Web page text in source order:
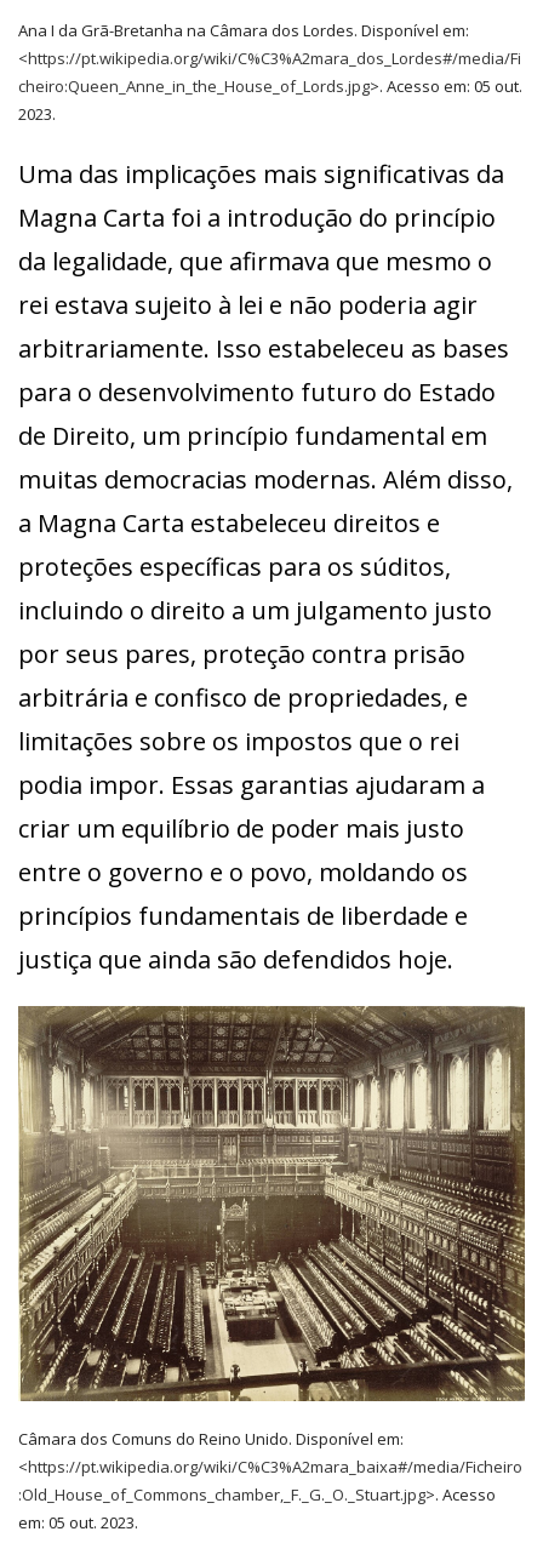
Ana I da Grã-Bretanha na Câmara dos Lordes. Disponível em:
<https://pt.wikipedia.org/wiki/C%C3%A2mara_dos_Lordes#/media/Fi
cheiro:Queen_Anne_in_the_House_of_Lords.jpg>. Acesso em: 05 out.
2023.
Uma das implicações mais significativas da
Magna Carta foi a introdução do princípio
da legalidade, que afirmava que mesmo o
rei estava sujeito à lei e não poderia agir
arbitrariamente. Isso estabeleceu as bases
para o desenvolvimento futuro do Estado
de Direito, um princípio fundamental em
muitas democracias modernas. Além disso,
a Magna Carta estabeleceu direitos e
proteções específicas para os súditos,
incluindo o direito a um julgamento justo
por seus pares, proteção contra prisão
arbitrária e confisco de propriedades, e
limitações sobre os impostos que o rei
podia impor. Essas garantias ajudaram a
criar um equilíbrio de poder mais justo
entre o governo e o povo, moldando os
princípios fundamentais de liberdade e
justiça que ainda são defendidos hoje.
Câmara dos Comuns do Reino Unido. Disponível em:
<https://pt.wikipedia.org/wiki/C%C3%A2mara_baixa#/media/Ficheiro
:Old_House_of_Commons_chamber,_F._G._O._Stuart.jpg>. Acesso
em: 05 out. 2023.